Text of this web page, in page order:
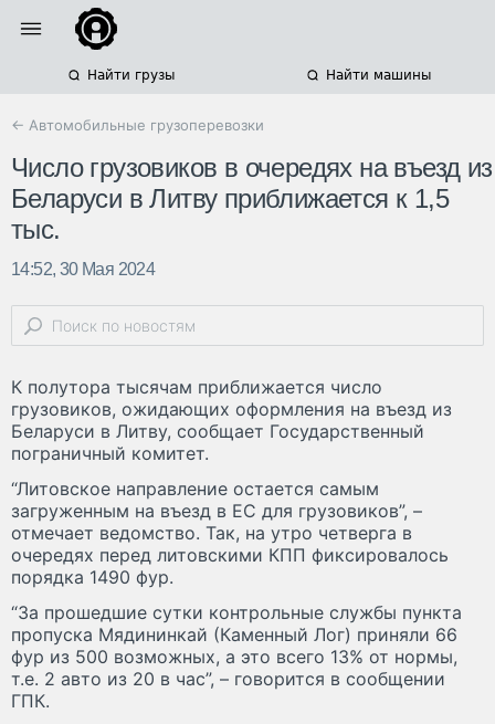
Найти грузы Найти машины
← Автомобильные грузоперевозки
Число грузовиков в очередях на въезд из
Беларуси в Литву приближается к 1,5
тыс.
14:52, 30 Мая 2024
К полутора тысячам приближается число
грузовиков, ожидающих оформления на въезд из
Беларуси в Литву, сообщает Государственный
пограничный комитет.
“Литовское направление остается самым
загруженным на въезд в ЕС для грузовиков”, –
отмечает ведомство. Так, на утро четверга в
очередях перед литовскими КПП фиксировалось
порядка 1490 фур.
“За прошедшие сутки контрольные службы пункта
пропуска Мядининкай (Каменный Лог) приняли 66
фур из 500 возможных, а это всего 13% от нормы,
т.е. 2 авто из 20 в час”, – говорится в сообщении
ГПК.